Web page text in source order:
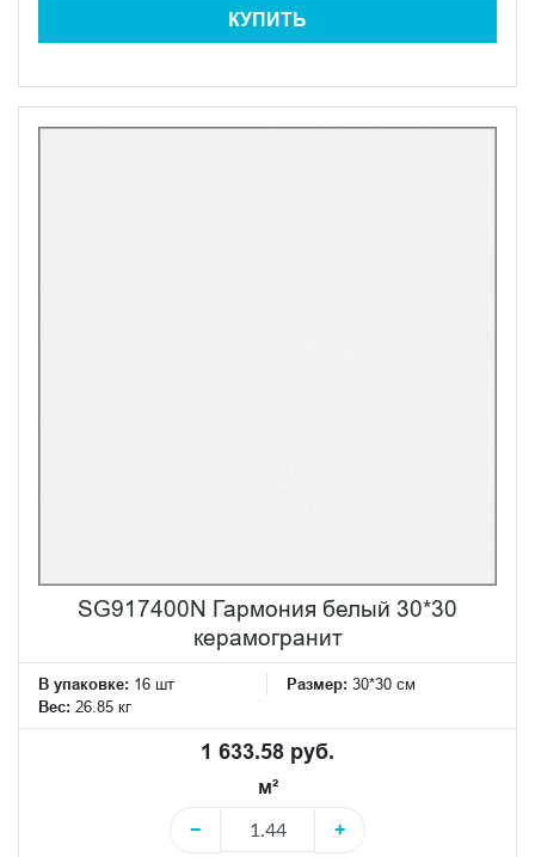
КУПИТЬ
SG917400N Гармония белый 30*30
керамогранит
В упаковке: 16 шт Размер: 30*30 см
Вес: 26.85 кг
1 633.58 руб.
м²
−
+